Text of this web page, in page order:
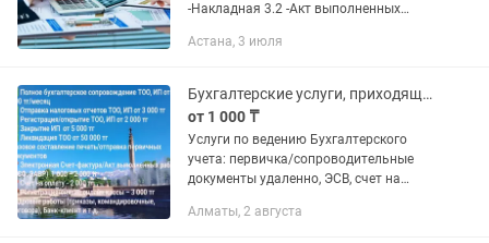
-Накладная 3.2 -Акт выполненных
910,200 Остальные вопросы по
Астана, 3 июля
Бухгалтерские услуги, приходящий бухгалтер, отчеты,первичные документы и тд
от 1 000 ₸
Услуги по ведению Бухгалтерского
учета: первичка/сопроводительные
документы удаленно, ЭСВ, счет на
видов от 3000 тг. закрытие/
Алматы, 2 августа